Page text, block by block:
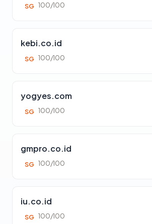
SG 100/100
kebi.co.id
SG 100/100
yogyes.com
SG 100/100
gmpro.co.id
SG 100/100
iu.co.id
SG 100/100